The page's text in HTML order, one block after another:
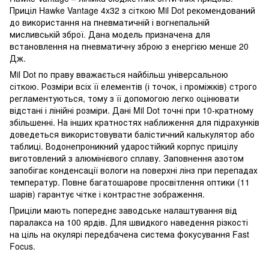
Приціл Hawke Vantage 4x32 з сіткою Mil Dot рекомендований
до використання на пневматичній і вогнепальній
мисливській зброї. Дана модель призначена для
встановлення на пневматичну зброю з енергією менше 20
Дж.
Mil Dot по праву вважається найбільш універсальною
сіткою. Розміри всіх її елементів (і точок, і проміжків) строго
регламентуються, тому з її допомогою легко оцінювати
відстані і лінійні розміри. Дані Mil Dot точні при 10-кратному
збільшенні. На інших кратностях наближення для підрахунків
доведеться використовувати балістичний калькулятор або
таблиці. Водонепроникний ударостійкий корпус прицілу
виготовлений з алюмінієвого сплаву. Заповнення азотом
запобігає конденсації вологи на поверхні лінз при перепадах
температур. Повне багатошарове просвітлення оптики (11
шарів) гарантує чітке і контрастне зображення.
Приціли мають попереднє заводське налаштування від
паралакса на 100 ярдів. Для швидкого наведення різкості
на ціль на окулярі передбачена система фокусування Fast
Focus.